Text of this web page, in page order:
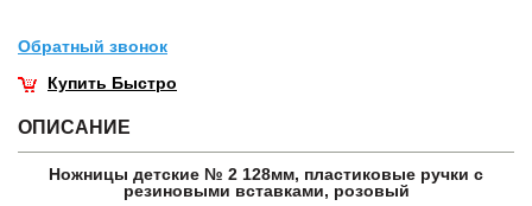
Обратный звонок
Купить Быстро
ОПИСАНИЕ
Ножницы детские № 2 128мм, пластиковые ручки с
резиновыми вставками, розовый